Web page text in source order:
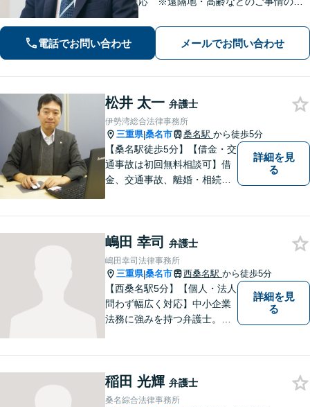
間相談可】
電話でお問い合わせ メールでお問い合わせ
松井 太一 弁護士
伊勢湾総合法律事務所
三重県|桑名市 桑名駅 から徒歩5分
【桑名駅徒歩5分】【借金・交
通事故は初回無料相談可】借
金、交通事故、離婚・相続、
ます。地域密着型の法律事務
所です。お気軽にどうぞ【弁
護士費用特約保険・法テラス
利用可】
詳細を見
る
嶋田 幸司 弁護士
嶋田幸司法律事務所
三重県|桑名市 西桑名駅 から徒歩5分
【西桑名駅5分】【個人・法人
問わず幅広く対応】中小企業
法務に強みを持つ弁護士。個
します。お困りごとは、お気
軽にご相談ください。
詳細を見
る
稲田 光輝 弁護士
桑名綜合法律事務所